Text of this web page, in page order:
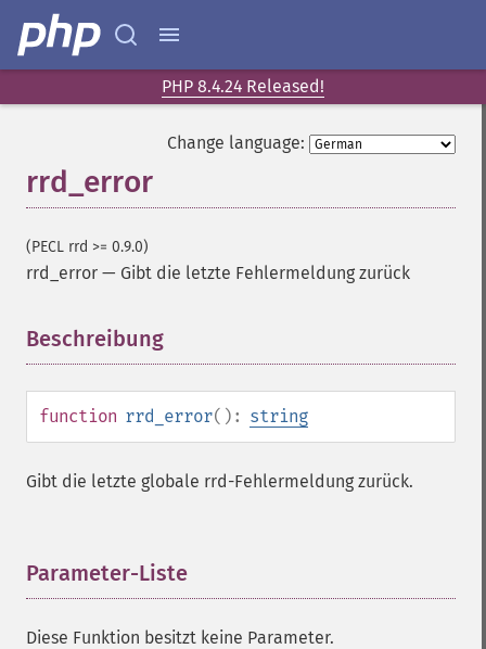
PHP 8.4.24 Released!
Change language:
rrd_error
(PECL rrd >= 0.9.0)
rrd_error — Gibt die letzte Fehlermeldung zurück
Beschreibung
function rrd_error(): string
Gibt die letzte globale rrd-Fehlermeldung zurück.
Parameter-Liste
Diese Funktion besitzt keine Parameter.